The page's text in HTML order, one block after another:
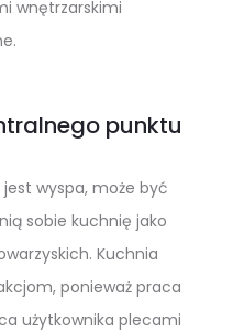
wnętrzarskimi
punktu
wyspa, może być
sobie kuchnię jako
Kuchnia
ponieważ praca
użytkownika plecami